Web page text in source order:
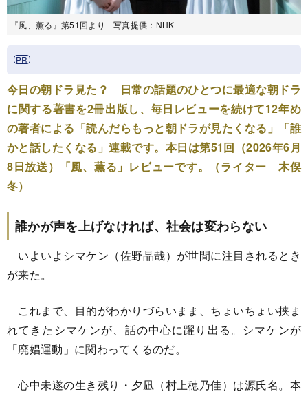
『風、薫る』第51回より 写真提供：NHK
今日の朝ドラ見た？ 日常の話題のひとつに最適な朝ドラ
に関する著書を2冊出版し、毎日レビューを続けて12年め
の著者による「読んだらもっと朝ドラが見たくなる」「誰
かと話したくなる」連載です。本日は第51回（2026年6月
8日放送）「風、薫る」レビューです。（ライター 木俣
冬）
誰かが声を上げなければ、社会は変わらない
いよいよシマケン（佐野晶哉）が世間に注目されるとき
が来た。
これまで、目的がわかりづらいまま、ちょいちょい挟ま
れてきたシマケンが、話の中心に躍り出る。シマケンが
「廃娼運動」に関わってくるのだ。
心中未遂の生き残り・夕凪（村上穂乃佳）は源氏名。本